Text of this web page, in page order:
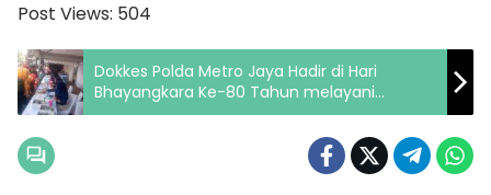
Post Views: 504
Dokkes Polda Metro Jaya Hadir di Hari
Bhayangkara Ke-80 Tahun melayani
Masyarakat yang datang di halaman Polda